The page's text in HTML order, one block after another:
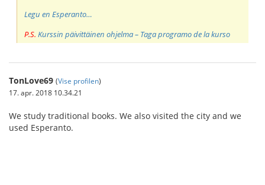
Legu en Esperanto…
P.S. Kurssin päivittäinen ohjelma – Taga programo de la kurso
TonLove69 (Vise profilen)
17. apr. 2018 10.34.21
We study traditional books. We also visited the city and we
used Esperanto.